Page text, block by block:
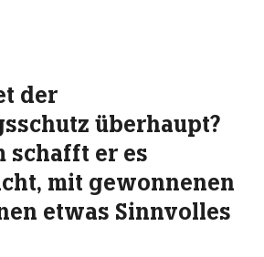
der
überhaupt?
schafft er es
mit gewonnenen
etwas Sinnvolles